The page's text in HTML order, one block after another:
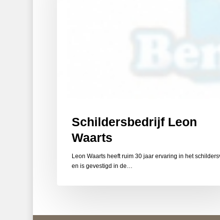
Schildersbedrijf Leon
Waarts
Leon Waarts heeft ruim 30 jaar ervaring in het
en is gevestigd in de…